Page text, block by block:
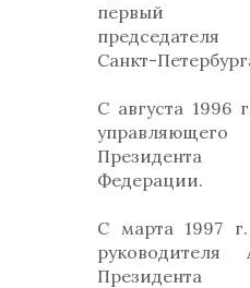
первый
председателя
Санкт-
С августа 1996
Президента
Федерации.
С марта 1997
руководителя
Президента